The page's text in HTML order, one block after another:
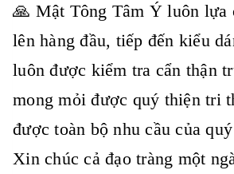
🙏 Mật Tông Tâm Ý luôn lựa
lên hàng đầu, tiếp đến kiểu
luôn được kiểm tra cẩn thận
mong mỏi được quý thiện tri
được toàn bộ nhu cầu của
Xin chúc cả đạo tràng một